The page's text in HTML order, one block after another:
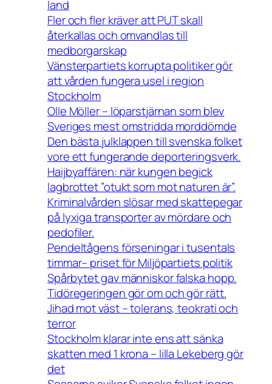
land
Fler och fler kräver att PUT skall
återkallas och omvandlas till
medborgarskap
Vänsterpartiets korrupta politiker gör
att vården fungera usel i region
Stockholm
Olle Möller – löparstjärnan som blev
Sveriges mest omstridda morddömde
Den bästa julklappen till svenska folket
vore ett fungerande deporteringsverk.
Haijbyaffären: när kungen begick
lagbrottet ”otukt som mot naturen är”.
Kriminalvården slösar med skattepegar
på lyxiga transporter av mördare och
pedofiler.
Pendeltågens förseningar i tusentals
timmar– priset för Miljöpartiets politik
Spårbytet gav människor falska hopp.
Tidöregeringen gör om och gör rätt.
Jihad mot väst – tolerans, teokrati och
terror
Stockholm klarar inte ens att sänka
skatten med 1 krona – lilla Lekeberg gör
det